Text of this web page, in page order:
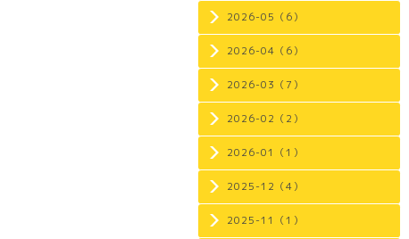
2026-05（6）
2026-04（6）
2026-03（7）
2026-02（2）
2026-01（1）
2025-12（4）
2025-11（1）